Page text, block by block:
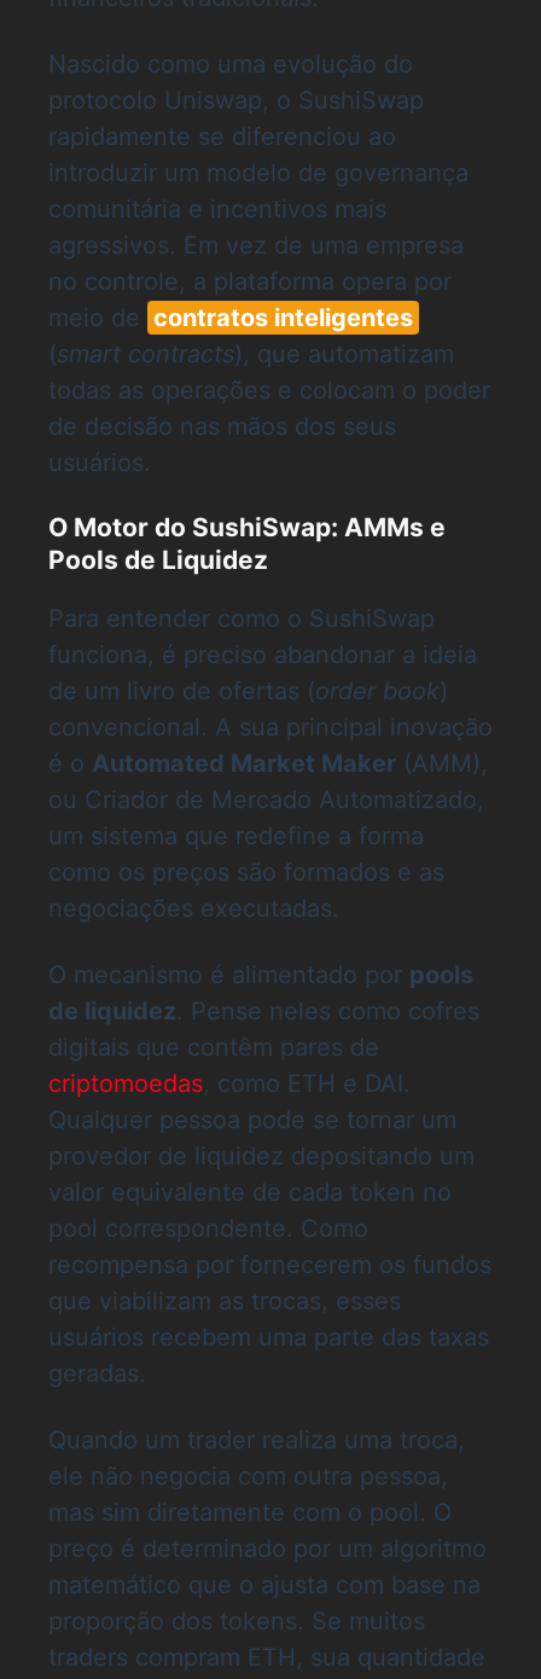
Nascido como uma evolução do
protocolo Uniswap, o SushiSwap
rapidamente se diferenciou ao
introduzir um modelo de governança
comunitária e incentivos mais
agressivos. Em vez de uma empresa
no controle, a plataforma opera por
meio de contratos inteligentes
(smart contracts), que automatizam
todas as operações e colocam o poder
de decisão nas mãos dos seus
usuários.
O Motor do SushiSwap: AMMs e
Pools de Liquidez
Para entender como o SushiSwap
funciona, é preciso abandonar a ideia
de um livro de ofertas (order book)
convencional. A sua principal inovação
é o Automated Market Maker (AMM),
ou Criador de Mercado Automatizado,
um sistema que redefine a forma
como os preços são formados e as
negociações executadas.
O mecanismo é alimentado por pools
de liquidez. Pense neles como cofres
digitais que contêm pares de
criptomoedas, como ETH e DAI.
Qualquer pessoa pode se tornar um
provedor de liquidez depositando um
valor equivalente de cada token no
pool correspondente. Como
recompensa por fornecerem os fundos
que viabilizam as trocas, esses
usuários recebem uma parte das taxas
geradas.
Quando um trader realiza uma troca,
ele não negocia com outra pessoa,
mas sim diretamente com o pool. O
preço é determinado por um algoritmo
matemático que o ajusta com base na
proporção dos tokens. Se muitos
traders compram ETH, sua quantidade